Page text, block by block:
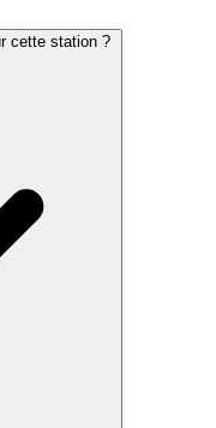
cette station ?